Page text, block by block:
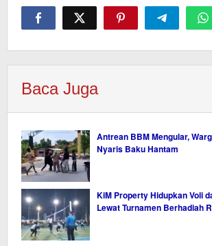
Baca Juga
Antrean BBM Mengular,
Nyaris Baku Hantam
KiM Property Hidupkan Voli
Lewat Turnamen Berhadiah